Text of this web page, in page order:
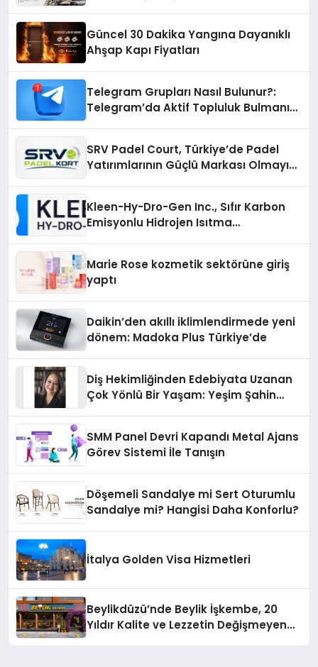
Güncel 30 Dakika Yangına Dayanıklı
Ahşap Kapı Fiyatları
Telegram Grupları Nasıl Bulunur?:
Telegram’da Aktif Topluluk Bulmanın
SRV Padel Court, Türkiye’de Padel
Yatırımlarının Güçlü Markası Olmayı
Kleen-Hy-Dro-Gen Inc., Sıfır Karbon
Emisyonlu Hidrojen Isıtma
Marie Rose kozmetik sektörüne giriş
yaptı
Daikin’den akıllı iklimlendirmede yeni
dönem: Madoka Plus Türkiye’de
Diş Hekimliğinden Edebiyata Uzanan
Çok Yönlü Bir Yaşam: Yeşim Şahin
SMM Panel Devri Kapandı Metal Ajans
Görev Sistemi İle Tanışın
Döşemeli Sandalye mi Sert Oturumlu
Sandalye mi? Hangisi Daha Konforlu?
İtalya Golden Visa Hizmetleri
Beylikdüzü’nde Beylik İşkembe, 20
Yıldır Kalite ve Lezzetin Değişmeyen